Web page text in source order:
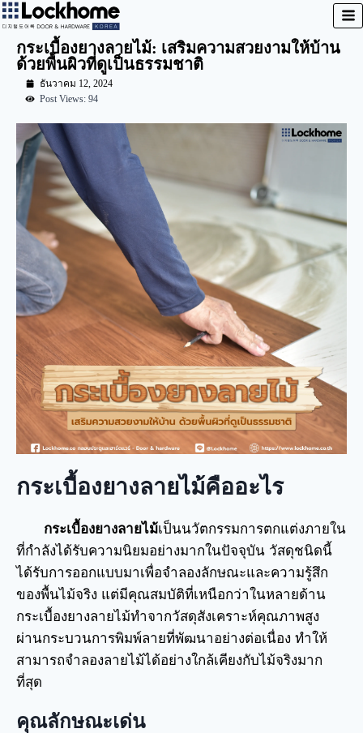
กระเบื้องยางลายไม้: เสริมความสวยงามให้บ้าน
ด้วยพื้นผิวที่ดูเป็นธรรมชาติ
ธันวาคม 12, 2024
Post Views: 94
กระเบื้องยางลายไม้คืออะไร
กระเบื้องยางลายไม้เป็นนวัตกรรมการตกแต่งภายใน
ที่กำลังได้รับความนิยมอย่างมากในปัจจุบัน วัสดุชนิดนี้
ได้รับการออกแบบมาเพื่อจำลองลักษณะและความรู้สึก
ของพื้นไม้จริง แต่มีคุณสมบัติที่เหนือกว่าในหลายด้าน
กระเบื้องยางลายไม้ทำจากวัสดุสังเคราะห์คุณภาพสูง
ผ่านกระบวนการพิมพ์ลายที่พัฒนาอย่างต่อเนื่อง ทำให้
สามารถจำลองลายไม้ได้อย่างใกล้เคียงกับไม้จริงมาก
ที่สุด
คุณลักษณะเด่น